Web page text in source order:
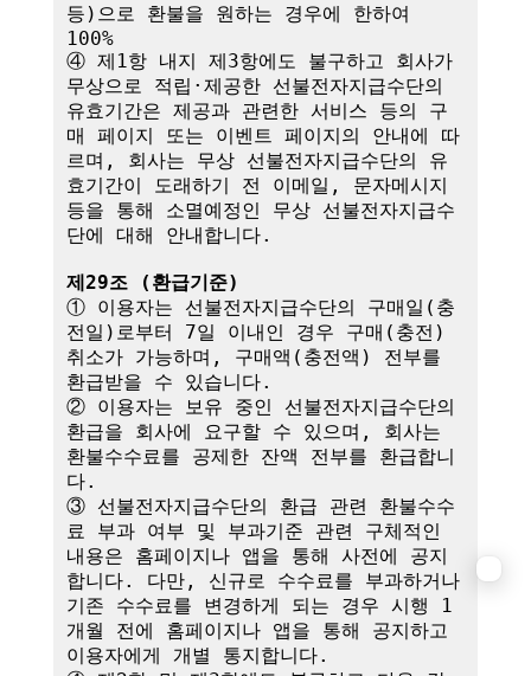
등)으로 환불을 원하는 경우에 한하여
100%
④ 제1항 내지 제3항에도 불구하고 회사가
무상으로 적립·제공한 선불전자지급수단의
유효기간은 제공과 관련한 서비스 등의 구
매 페이지 또는 이벤트 페이지의 안내에 따
르며, 회사는 무상 선불전자지급수단의 유
효기간이 도래하기 전 이메일, 문자메시지
등을 통해 소멸예정인 무상 선불전자지급수
단에 대해 안내합니다.
제29조 (환급기준)
① 이용자는 선불전자지급수단의 구매일(충
전일)로부터 7일 이내인 경우 구매(충전)
취소가 가능하며, 구매액(충전액) 전부를
환급받을 수 있습니다.
② 이용자는 보유 중인 선불전자지급수단의
환급을 회사에 요구할 수 있으며, 회사는
환불수수료를 공제한 잔액 전부를 환급합니
다.
③ 선불전자지급수단의 환급 관련 환불수수
료 부과 여부 및 부과기준 관련 구체적인
내용은 홈페이지나 앱을 통해 사전에 공지
합니다. 다만, 신규로 수수료를 부과하거나
기존 수수료를 변경하게 되는 경우 시행 1
개월 전에 홈페이지나 앱을 통해 공지하고
이용자에게 개별 통지합니다.